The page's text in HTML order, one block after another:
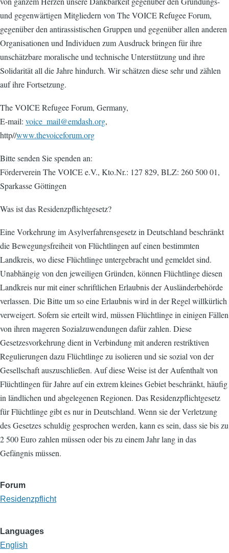
und gegenwärtigen Mitgliedern von The VOICE Refugee Forum,
gegenüber den antirassistischen Gruppen und gegenüber allen anderen
Organisationen und Individuen zum Ausdruck bringen für ihre
unschätzbare moralische und technische Unterstützung und ihre
Solidarität all die Jahre hindurch. Wir schätzen diese sehr und zählen
auf ihre Fortsetzung.
The VOICE Refugee Forum, Germany,
E-mail: voice_mail@emdash.org,
http//www.thevoiceforum.org
Bitte senden Sie spenden an:
Förderverein The VOICE e.V., Kto.Nr.: 127 829, BLZ: 260 500 01,
Sparkasse Göttingen
Was ist das Residenzpflichtgesetz?
Eine Vorkehrung im Asylverfahrensgesetz in Deutschland beschränkt
die Bewegungsfreiheit von Flüchtlingen auf einen bestimmten
Landkreis, wo diese Flüchtlinge untergebracht und gemeldet sind.
Unabhängig von den jeweiligen Gründen, können Flüchtlinge diesen
Landkreis nur mit einer schriftlichen Erlaubnis der Ausländerbehörde
verlassen. Die Bitte um so eine Erlaubnis wird in der Regel willkürlich
verweigert. Sofern sie erteilt wird, müssen Flüchtlinge in einigen Fällen
von ihren mageren Sozialzuwendungen dafür zahlen. Diese
Gesetzesvorkehrung dient in Verbindung mit anderen restriktiven
Regulierungen dazu Flüchtlinge zu isolieren und sie sozial von der
Gesellschaft auszuschließen. Auf diese Weise ist der Aufenthalt von
Flüchtlingen für Jahre auf ein extrem kleines Gebiet beschränkt, häufig
in ländlichen und abgelegenen Regionen. Das Residenzpflichtgesetz
für Flüchtlinge gibt es nur in Deutschland. Wenn sie der Verletzung
des Gesetzes schuldig gesprochen werden, kann es sein, dass sie bis zu
2 500 Euro zahlen müssen oder bis zu einem Jahr lang in das
Gefängnis müssen.
Forum
Residenzpflicht
Languages
English